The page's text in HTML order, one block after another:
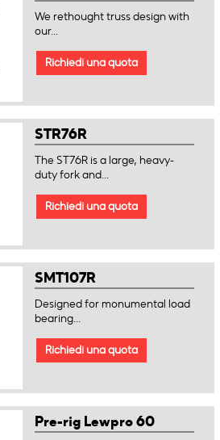
We rethought truss design with
our...
Richiedi una quota
STR76R
The ST76R is a large, heavy-
duty fork and...
Richiedi una quota
SMT107R
Designed for monumental load
bearing...
Richiedi una quota
Pre-rig Lewpro 60